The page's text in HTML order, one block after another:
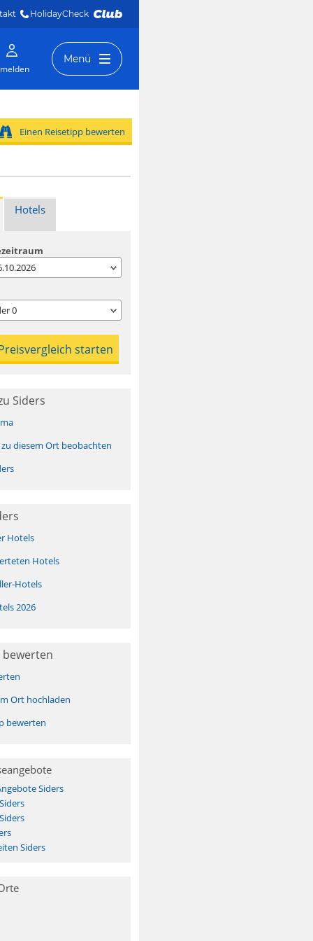
HolidayCheck
Menü
Einen Reisetipp bewerten
Hotels
0
Siders
diesem Ort beobachten
Hotels
Hotels
Hotels
2026
Ort hochladen
bewerten
Siders
Siders